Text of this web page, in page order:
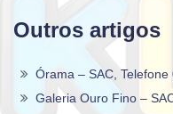
Outros artigos
Órama – SAC,
Galeria Ouro Fino –